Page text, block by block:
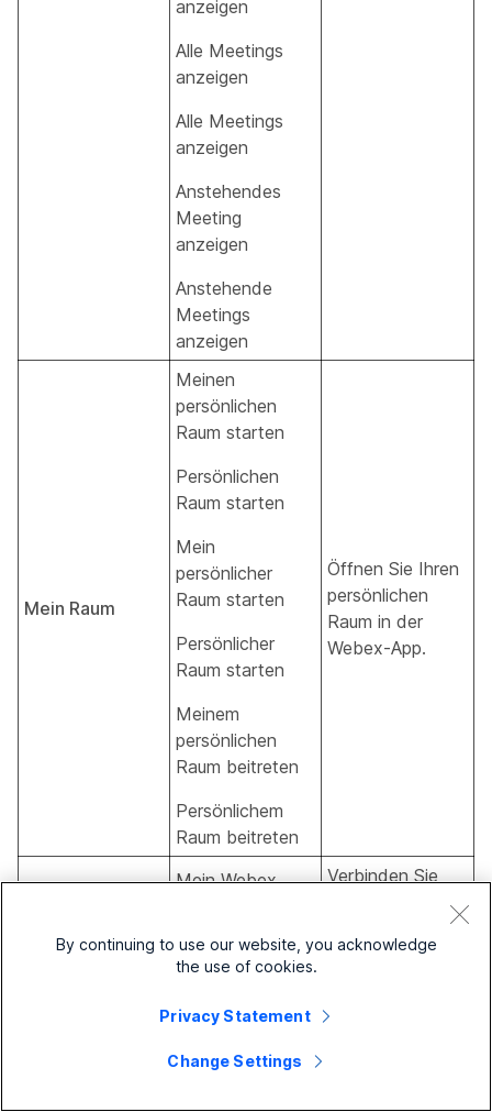
anzeigen
Alle Meetings
anzeigen
Alle Meetings
anzeigen
Anstehendes
Meeting
anzeigen
Anstehende
Meetings
anzeigen
Mein Raum
Meinen
persönlichen
Raum starten
Persönlichen
Raum starten
Mein
persönlicher
Raum starten
Persönlicher
Raum starten
Meinem
persönlichen
Raum beitreten
Persönlichem
Raum beitreten
Öffnen Sie Ihren
persönlichen
Raum in der
Webex-App.
Mein Webex
Webex Audio
verbinden
Verbinden Sie
das System Ihres
dem Meeting-
Mein Webex-
verlassen
By continuing to use our website, you acknowledge
the use of cookies.
Privacy Statement
Change Settings